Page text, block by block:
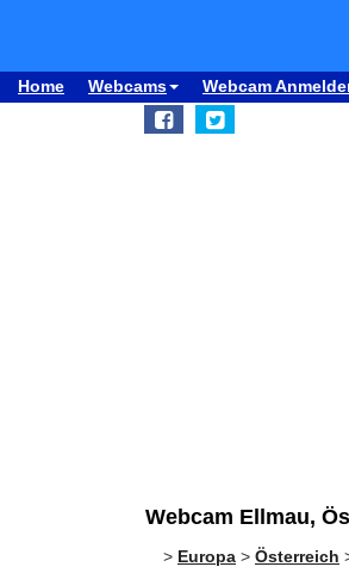
Home Webcams Webcam
Webcam Ellmau,
> Europa > Österreich